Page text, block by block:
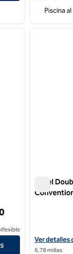
Piscina
siguiente imagen
- Convention
1 de 12
Hotel
Ver detalles
Ver detalles
6,78 millas